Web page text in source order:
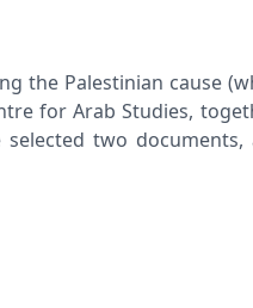
Palestinian cause
for Arab Studies,
two